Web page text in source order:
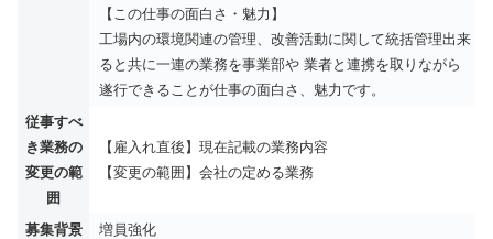
【この仕事の面白さ・魅力】
工場内の環境関連の管理、改善活動に関して統括管理出来
ると共に一連の業務を事業部や 業者と連携を取りながら
遂行できることが仕事の面白さ、魅力です。
従事すべ
き業務の
変更の範
囲
【雇入れ直後】現在記載の業務内容
【変更の範囲】会社の定める業務
募集背景
増員強化